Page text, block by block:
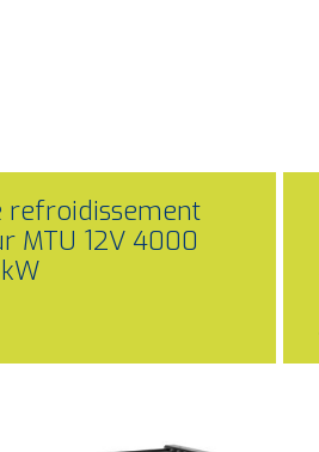
refroidissement
MTU 12V 4000